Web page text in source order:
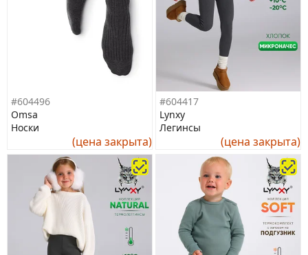
#604496
Omsa
Носки
(цена закрыта)
#604417
Lynxy
Легинсы
(цена закрыта)